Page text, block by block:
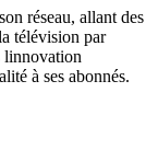
réseau, allant des
télévision par
linnovation
à ses abonnés.